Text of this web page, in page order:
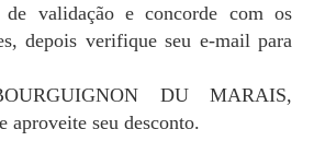
de validação e concorde com os
depois verifique seu e-mail para
DU MARAIS,
aproveite seu desconto.